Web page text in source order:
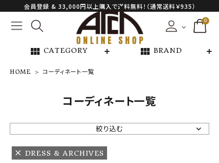
会員登録 & 33,000円以上購入で送料無料！（通常送料￥935）
0
view_module CATEGORY view_module BRAND
NEW ARRIVAL
ARCH EXCLUSIVE
BRAND
HOME コーディネート一覧
コーディネート一覧
絞り込む
DRESS & ARCHIVES